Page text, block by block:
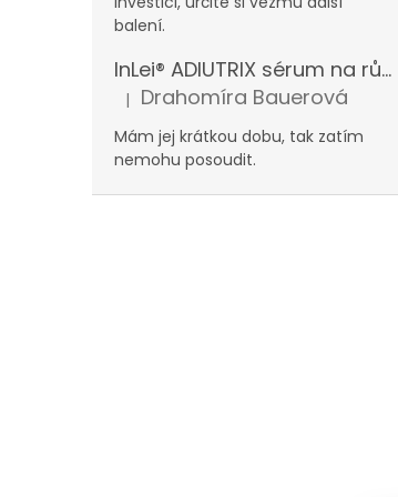
balení.
InLei® ADIUTRIX sérum na růst řas a obočí
Hodnocení produktu je 5 z 5
| Drahomíra Bauerová
Mám jej krátkou dobu, tak zatím
nemohu posoudit.